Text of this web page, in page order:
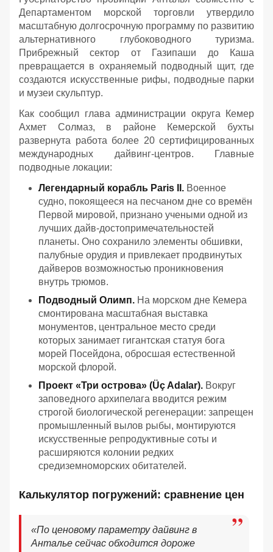
Департаментом морской торговли утвердило
масштабную долгосрочную программу по развитию
альтернативного глубоководного туризма.
Прибрежный сектор от Газипаши до Каша
превращается в охраняемый подводный щит, где
создаются искусственные рифы, подводные парки
и музеи скульптур.
Как сообщил глава администрации округа Кемер
Ахмет Солмаз, в районе Кемерской бухты
развернута работа более 20 сертифицированных
международных дайвинг-центров. Главные
подводные локации:
Легендарный корабль Paris II. Военное
судно, покоящееся на песчаном дне со времён
Первой мировой, признано учеными одной из
лучших дайв-достопримечательностей
планеты. Оно сохранило элементы обшивки,
палубные орудия и привлекает продвинутых
дайверов возможностью проникновения
внутрь трюмов.
Подводный Олимп. На морском дне Кемера
смонтирована масштабная выставка
монументов, центральное место среди
которых занимает гигантская статуя бога
морей Посейдона, обросшая естественной
морской флорой.
Проект «Три острова» (Üç Adalar). Вокруг
заповедного архипелага вводится режим
строгой биологической регенерации: запрещен
промышленный вылов рыбы, монтируются
искусственные репродуктивные соты и
расширяются колонии редких
средиземноморских обитателей.
Калькулятор погружений: сравнение цен
«По ценовому параметру дайвинг в
Анталье сейчас обходится дороже